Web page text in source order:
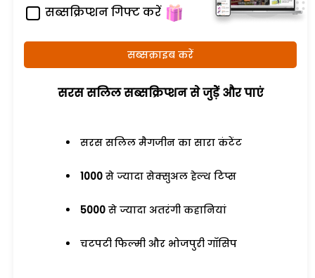
सब्सक्रिप्शन गिफ्ट करें
सब्सक्राइब करें
सरस सलिल सब्सक्रिप्शन से जुड़ेें और पाएं
सरस सलिल मैगजीन का सारा कंटेंट
1000 से ज्यादा सेक्सुअल हेल्थ टिप्स
5000 से ज्यादा अतरंगी कहानियां
चटपटी फिल्मी और भोजपुरी गॉसिप